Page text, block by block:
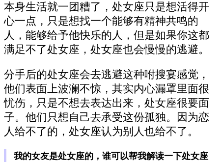
本身生活就一团糟了，处女座只是想活得开
心一点，只是想找一个能够有精神共鸣的
人，能够给予他快乐的人，但是如果你这都
满足不了处女座，处女座也会慢慢的逃避。
分手后的处女座会去逃避这种咐搜宴感觉，
他们表面上波澜不惊，其实内心漏罩里面很
忧伤，只是不想去表达出来，处女座很要面
子。他们只想自己去承受这份孤独。因为恋
人给不了的，处女座认为别人也给不了。
我的女友是处女座的，谁可以帮我解读一下处女座